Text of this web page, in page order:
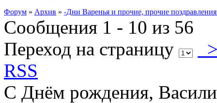
Форум » Архив » -Дни Варенья и прочие, прочие
Сообщения 1 - 10 из 56
Переход на страницу
RSS
С Днём рождения,